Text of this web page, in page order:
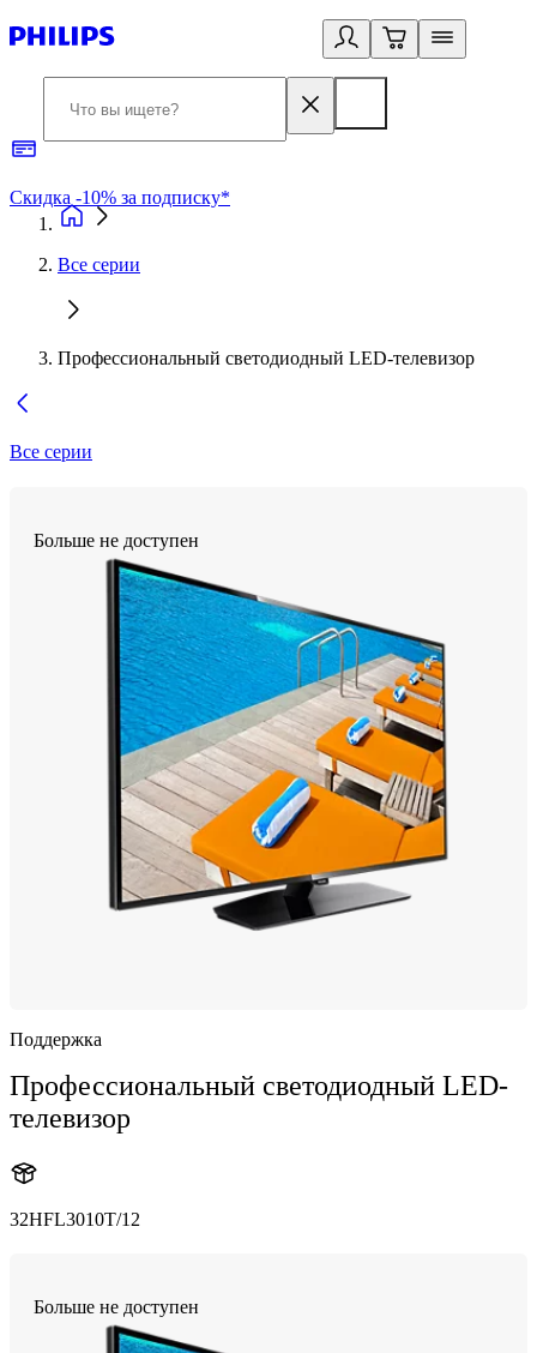
Скидка -10% за подписку*
Все серии
Профессиональный светодиодный LED-телевизор
Все серии
Больше не доступен
Поддержка
Профессиональный светодиодный LED-
телевизор
32HFL3010T/12
Больше не доступен